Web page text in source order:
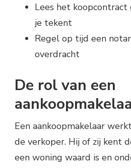
Lees het
je tekent
Regel op tijd een
overdracht
De rol van een
Een aankoopmakelaar
de verkoper. Hij of zij kent
een woning waard is en